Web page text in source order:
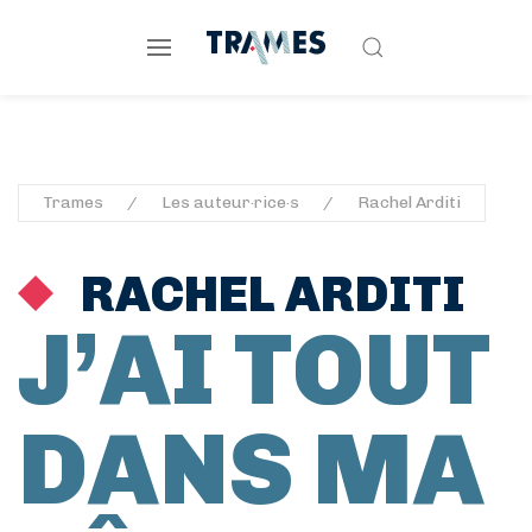
Trames Les auteur·rice·s Rachel Arditi
RACHEL ARDITI
J’AI TOUT
DANS MA